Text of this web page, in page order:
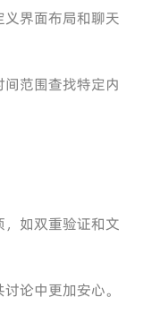
界面布局和聊天
范围查找特定内
如双重验证和文
论中更加安心。